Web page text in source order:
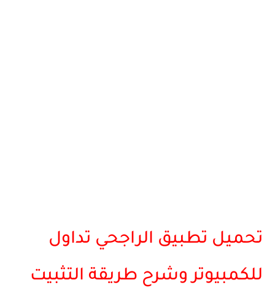
تحميل تطبيق الراجحي تداول
للكمبيوتر وشرح طريقة التثبيت